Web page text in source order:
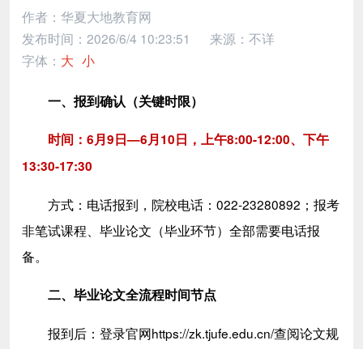
作者：华夏大地教育网
发布时间：2026/6/4 10:23:51
来源：不详
字体： 大 小
一、报到确认（关键时限）
时间：6月9日—6月10日，上午8:00-12:00、下午
13:30-17:30
方式：电话报到，院校电话：022-23280892；报考
非笔试课程、毕业论文（毕业环节）全部需要电话报
备。
二、毕业论文全流程时间节点
报到后：登录官网https://zk.tjufe.edu.cn/查阅论文规